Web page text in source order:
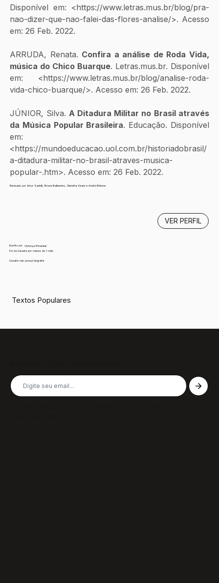
Disponível em: <https://www.letras.mus.br/blog/pra-
nao-dizer-que-nao-falei-das-flores-analise/>. Acesso
em: 26 Feb. 2022.
ARRUDA, Renata. Confira a análise de Roda Vida,
música do Chico Buarque. Letras.mus.br. Disponível
em: <https://www.letras.mus.br/blog/analise-roda-
vida-chico-buarque/>. Acesso em: 26 Feb. 2022.
JÚNIOR, Silva. A Ditadura Militar no Brasil através
da Música Popular Brasileira. Educação. Disponível
em:
<https://mundoeducacao.uol.com.br/historiadobrasil/
a-ditadura-militar-no-brasil-atraves-musica-
popular-.htm>. Acesso em: 26 Feb. 2022.
Revisado por Artur Santilli, Bruna Ballestero, Glendha Visani e André Rhinow
Escrito por
Victorya Pimentel
Foi da Gazeta por menos de 1 mês
Usuário não possui biografia
VER PERFIL
Textos Populares